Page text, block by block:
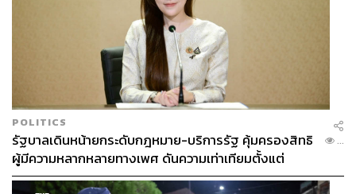
ช่วยแชร์เทคนิคสำหรับคนที่เริ่มต้นทำธุรกิจ ควรจะ
โฟกัสไปที่อะไร
POLITICS
รัฐบาลเดินหน้ายกระดับกฎหมาย-บริการรัฐ คุ้มครองสิทธิ
ผู้มีความหลากหลายทางเพศ ดันความเท่าเทียมตั้งแต่
หลักสูตรในห้องเรียนถึงที่ทำงาน
...